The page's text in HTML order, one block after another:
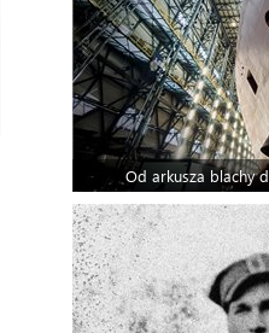
Od arkusza blachy